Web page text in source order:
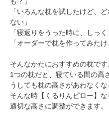
「いろんな枕を試したけど、
ない」
「寝返りをうった時に、しっ
「オーダーで枕を作ってみた
そんなかたにおすすめの枕です
1つの枕だと、寝ている間の高
うしても枕の高さがあわなくな
そんな時【くるりんピロー】
適切な高さに調整ができます。